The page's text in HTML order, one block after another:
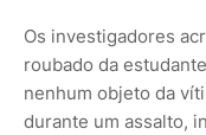
Os investigadores
roubado da
nenhum objeto da
durante um assalto,